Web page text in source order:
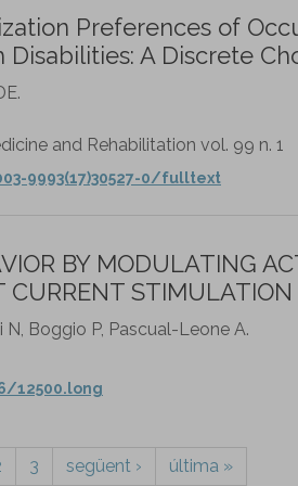
Preferences of
A Discrete
and Rehabilitation vol. 99 n. 1
9993(17)30527-0/fulltext
BY MODULATING
CURRENT
N, Boggio P, Pascual-Leone A.
12500.long
3 següent › última »